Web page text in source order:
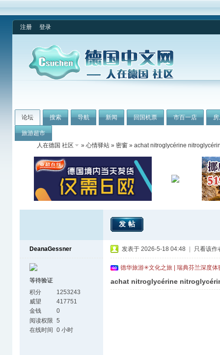
注册 登录
论坛 搜索 导航 新闻 回国机票 市百一店
旅游超市
人在德国 社区
» 心情驿站 » 密窗 » achat nitroglycérine
发帖
DeanaGessner
等待验证
积分
1253243
威望
417751
金钱
0
阅读权限 5
在线时间 0 小时
发表于 2026-5-18 04:48 只看该作
德华旅游✳文化之旅 | 瑞典芬兰深度
achat nitroglycérine